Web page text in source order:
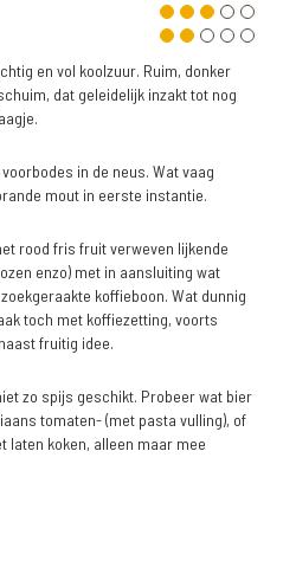
en vol koolzuur. Ruim, donker
dat geleidelijk inzakt tot nog
in de neus. Wat vaag
mout in eerste instantie.
rood fris fruit verweven lijkende
enzo) met in aansluiting wat
koffieboon. Wat dunnig
toch met koffiezetting, voorts
fruitig idee.
zo spijs geschikt. Probeer wat bier
tomaten- (met pasta vulling), of
laten koken, alleen maar mee